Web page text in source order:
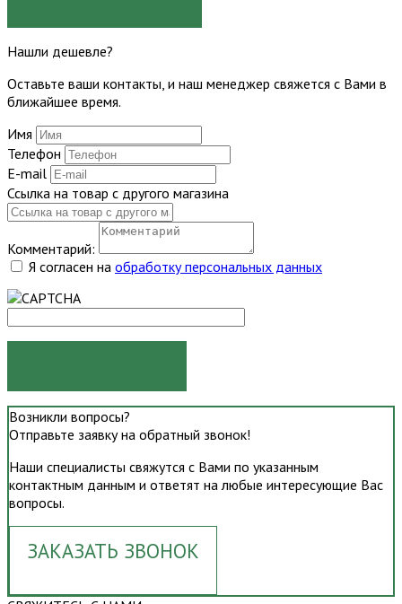
Нашли дешевле?
Оставьте ваши контакты, и наш менеджер свяжется с Вами в
ближайшее время.
Имя
Телефон
E-mail
Ссылка на товар с другого магазина
Комментарий:
Я согласен на обработку персональных данных
Возникли вопросы?
Отправьте заявку на обратный звонок!
Наши специалисты свяжутся с Вами по указанным
контактным данным и ответят на любые интересующие Вас
вопросы.
ЗАКАЗАТЬ ЗВОНОК